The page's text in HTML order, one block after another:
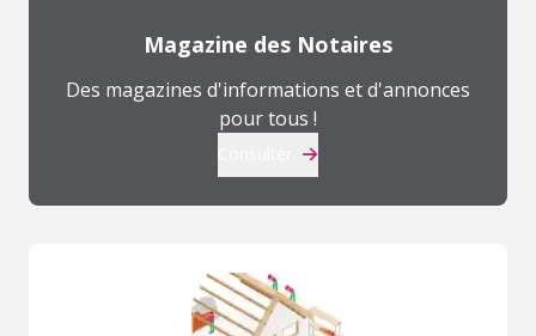
Magazine des Notaires
Des magazines d'informations et d'annonces
pour tous !